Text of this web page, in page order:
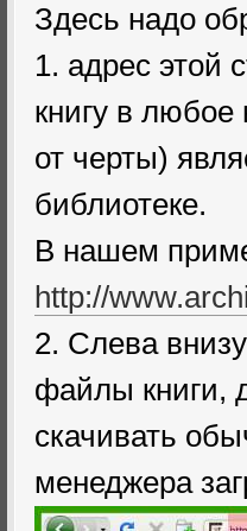
Здесь надо
1. адрес этой
книгу в любое
от черты)
библиотеке.
В нашем
http://
2. Слева
файлы книги,
скачивать
менеджера